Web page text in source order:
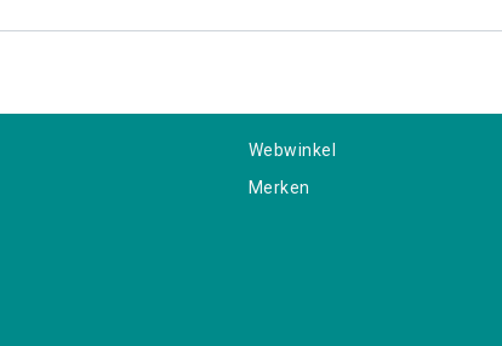
Webwinkel
Merken